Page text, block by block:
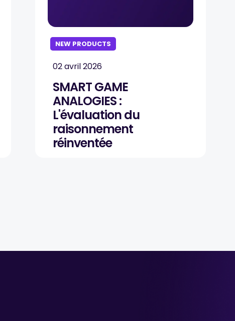
NEW PRODUCTS
02 avril 2026
SMART GAME
ANALOGIES :
L'évaluation du
raisonnement
réinventée